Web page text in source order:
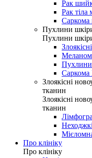
Рак
Рак тіла
Саркома
Пухлини
Пухлини
Пухлини
Саркома
Злоякісні
тканин
Злоякісні
тканин
Про клініку
Про клініку